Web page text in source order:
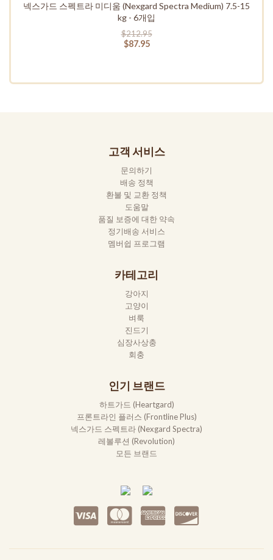
넥스가드 스펙트라 미디움 (Nexgard Spectra Medium) 7.5-15
kg - 6개입
$212.95
$87.95
고객 서비스
문의하기
배송 정책
환불 및 교환 정책
도움말
품질 보증에 대한 약속
정기배송 서비스
멤버쉽 프로그램
카테고리
강아지
고양이
벼룩
진드기
심장사상충
회충
인기 브랜드
하트가드 (Heartgard)
프론트라인 플러스 (Frontline Plus)
넥스가드 스펙트라 (Nexgard Spectra)
레볼루션 (Revolution)
모든 브랜드